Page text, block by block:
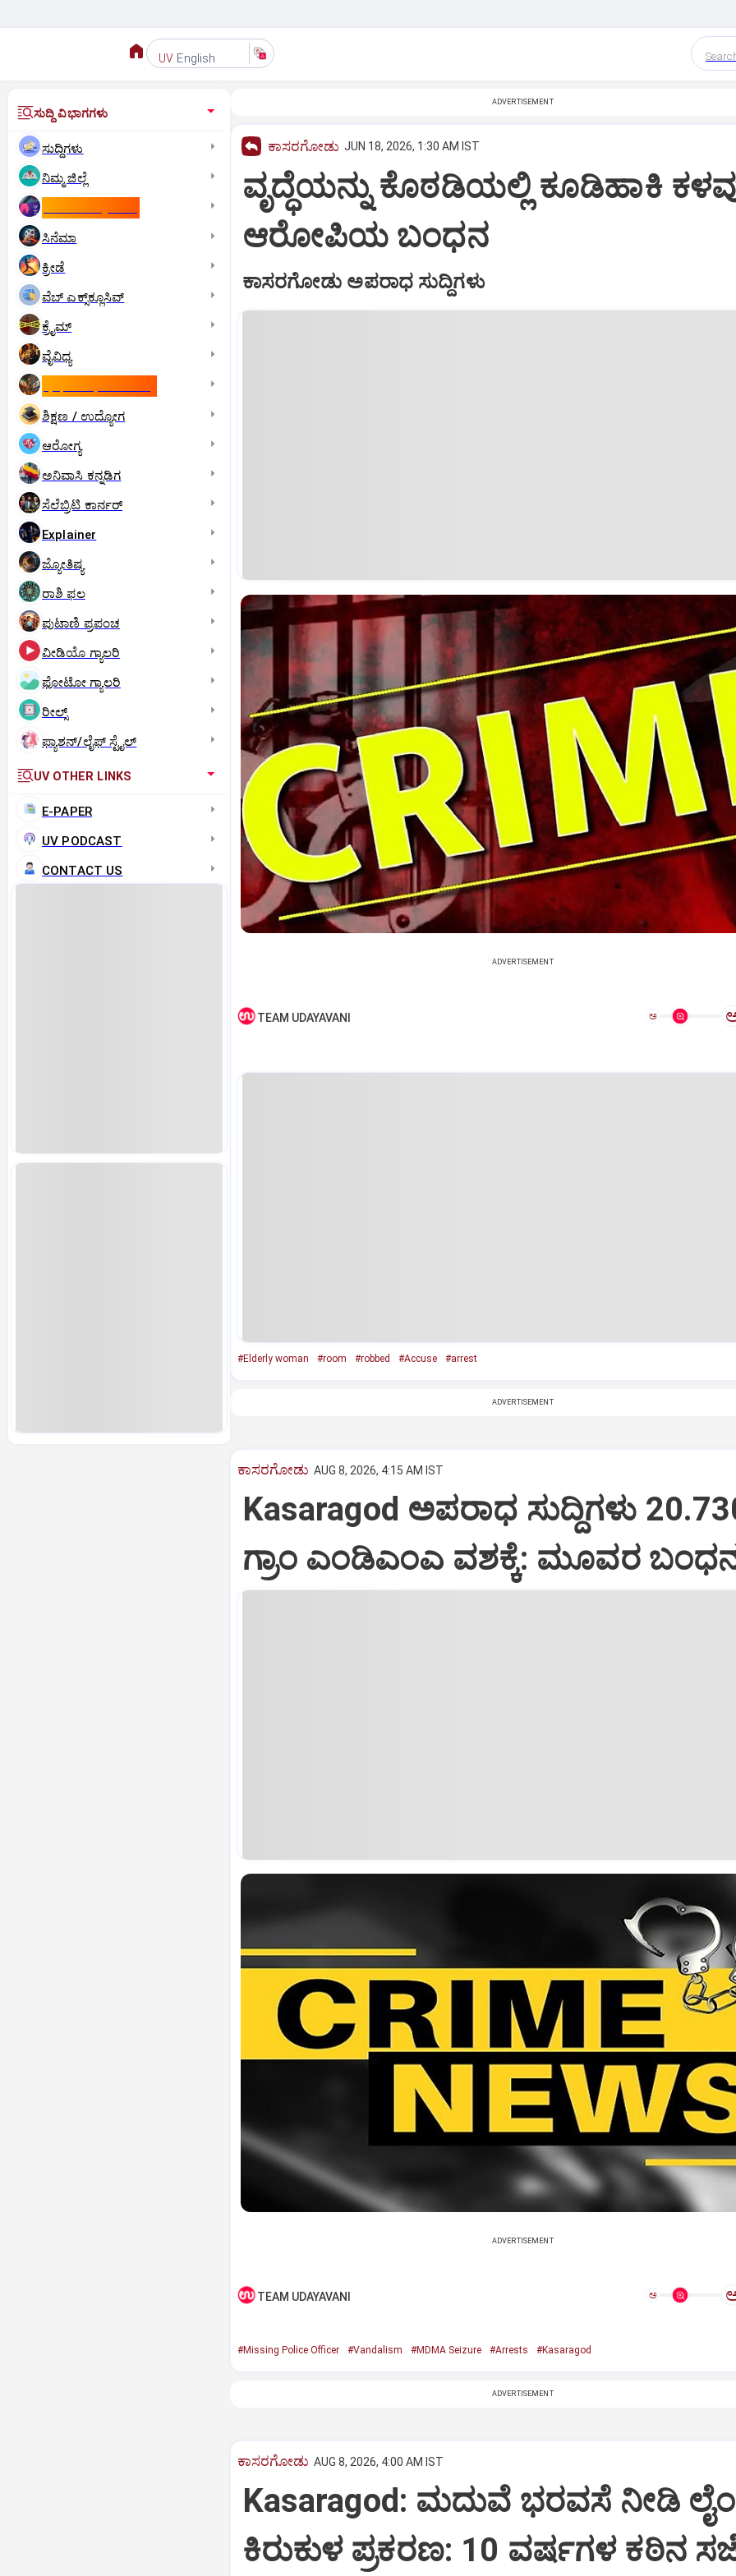
UV English
ಸುದ್ದಿ ವಿಭಾಗಗಳು
ಸುದ್ದಿಗಳು
ನಿಮ್ಮ ಜಿಲ್ಲೆ
ಸಿನೆಮಾ
ಕ್ರೀಡೆ
ವೆಬ್ ಎಕ್ಸ್‌ಕ್ಲೂಸಿವ್
ಕ್ರೈಮ್
ವೈವಿಧ್ಯ
ಶಿಕ್ಷಣ / ಉದ್ಯೋಗ
ಆರೋಗ್ಯ
ಅನಿವಾಸಿ ಕನ್ನಡಿಗ
ಸೆಲೆಬ್ರಿಟಿ ಕಾರ್ನರ್‌
Explainer
ಜ್ಯೋತಿಷ್ಯ
ರಾಶಿ ಫಲ
ಪುಟಾಣಿ ಪ್ರಪಂಚ
ವೀಡಿಯೊ ಗ್ಯಾಲರಿ
ಫೋಟೋ ಗ್ಯಾಲರಿ
ರೀಲ್ಸ್
ಫ್ಯಾಶನ್/ಲೈಫ್‌ ಸ್ಟೈಲ್
UV OTHER LINKS
E-PAPER
UV PODCAST
CONTACT US
ADVERTISEMENT
ಕಾಸರಗೋಡು JUN 18, 2026, 1:30 AM IST
ವೃದ್ಧೆಯನ್ನು ಕೊಠಡಿಯಲ್ಲಿ ಕೂಡಿಹಾಕಿ
ಆರೋಪಿಯ ಬಂಧನ
ಕಾಸರಗೋಡು ಅಪರಾಧ ಸುದ್ದಿಗಳು
ADVERTISEMENT
TEAM UDAYAVANI ಅ
#Elderly woman #room #robbed #Accuse #arrest
ADVERTISEMENT
ಕಾಸರಗೋಡು AUG 8, 2026, 4:15 AM IST
Kasaragod ಅಪರಾಧ ಸುದ್ದಿಗಳು
ಗ್ರಾಂ ಎಂಡಿಎಂಎ ವಶಕ್ಕೆ: ಮೂವರ
ADVERTISEMENT
TEAM UDAYAVANI ಅ
#Missing Police Officer #Vandalism #MDMA Seizure #Arrests #Kasaragod
ADVERTISEMENT
ಕಾಸರಗೋಡು AUG 8, 2026, 4:00 AM IST
Kasaragod: ಮದುವೆ ಭರವಸೆ ನೀಡಿ
ಕಿರುಕುಳ ಪ್ರಕರಣ: 10 ವರ್ಷಗಳ ಕಠಿನ